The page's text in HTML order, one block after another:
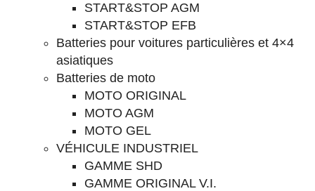
START&STOP AGM
START&STOP EFB
Batteries pour voitures particulières et 4×4
asiatiques
Batteries de moto
MOTO ORIGINAL
MOTO AGM
MOTO GEL
VÉHICULE INDUSTRIEL
GAMME SHD
GAMME ORIGINAL V.I.